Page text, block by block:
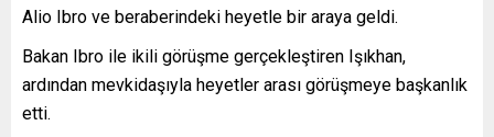
Alio Ibro ve beraberindeki heyetle bir araya geldi.
Bakan Ibro ile ikili görüşme gerçekleştiren Işıkhan,
ardından mevkidaşıyla heyetler arası görüşmeye başkanlık
etti.